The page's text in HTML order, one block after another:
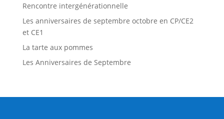
Rencontre intergénérationnelle
Les anniversaires de septembre octobre en CP/CE2
et CE1
La tarte aux pommes
Les Anniversaires de Septembre